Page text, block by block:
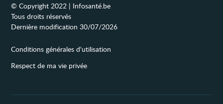
© Copyright 2022 | Infosanté.be
Tous droits réservés
Dernière modification 30/07/2026
Conditions générales d'utilisation
Respect de ma vie privée